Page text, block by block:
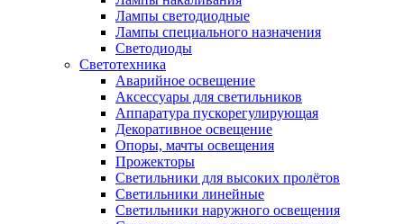
Лампы светодиодные
Лампы специального назначения
Светодиоды
Светотехника
Аварийное освещение
Аксессуары для светильников
Аппаратура пускорегулирующая
Декоративное освещение
Опоры, мачты освещения
Прожекторы
Светильники для высоких пролётов
Светильники линейные
Светильники наружного освещения